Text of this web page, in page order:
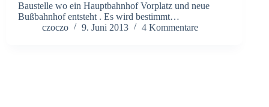
Baustelle wo ein Hauptbahnhof Vorplatz und neue
Bußbahnhof entsteht . Es wird bestimmt…
czoczo
9. Juni 2013 4 Kommentare